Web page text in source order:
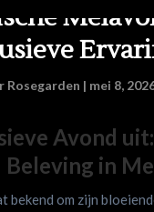
Rosegarden | mei 8,
Avond
Beleving in
bekend om zijn